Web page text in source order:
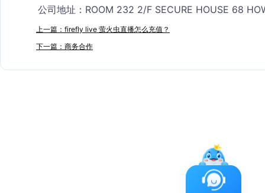
公司地址：ROOM 232 2/F SECURE HOUSE 68
上一篇：firefly live 萤火虫直播怎么充值？
下一篇：商务合作